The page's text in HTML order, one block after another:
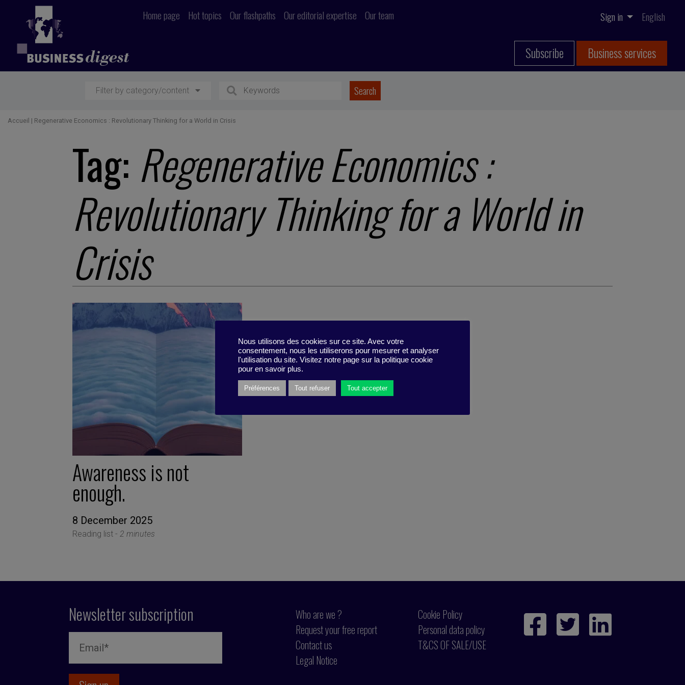
Home page Hot topics Our flashpaths Our editorial expertise Our team Sign in English
Subscribe Business services
Filter by category/content
Accueil | Regenerative Economics : Revolutionary Thinking for a World in Crisis
Tag: Regenerative Economics :
Revolutionary Thinking for a World in
Crisis
Awareness is not
enough.
8 December 2025
Reading list - 2 minutes
Newsletter subscription
Who are we ?
Request your free report
Contact us
Legal Notice
Cookie Policy
Personal data policy
T&CS OF SALE/USE
Nous utilisons des cookies sur ce site. Avec votre
consentement, nous les utiliserons pour mesurer et analyser
l'utilisation du site. Visitez notre page sur la politique cookie
pour en savoir plus.
Préférences Tout refuser Tout accepter